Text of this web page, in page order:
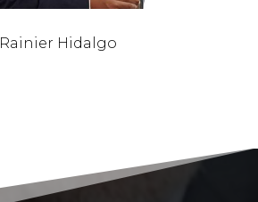
Rainier Hidalgo